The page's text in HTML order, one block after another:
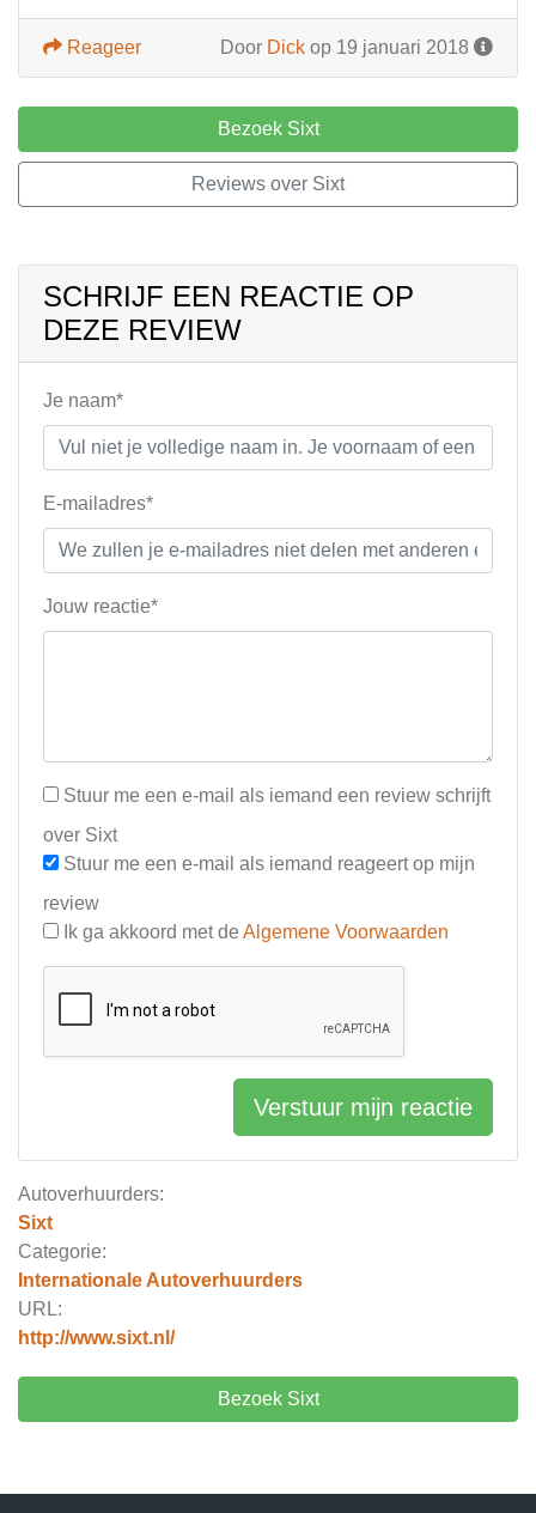
Autoverhuurders:
Sixt
Categorie:
Internationale Autoverhuurders
URL:
http://www.sixt.nl/
Bezoek Sixt
Door Dick op 19 januari 2018
Reageer
Bezoek Sixt
Reviews over Sixt
SCHRIJF EEN REACTIE OP
DEZE REVIEW
Je naam*
E-mailadres*
Jouw reactie*
Stuur me een e-mail als iemand een review schrijft
over Sixt
Stuur me een e-mail als iemand reageert op mijn
review
Ik ga akkoord met de Algemene Voorwaarden
Verstuur mijn reactie